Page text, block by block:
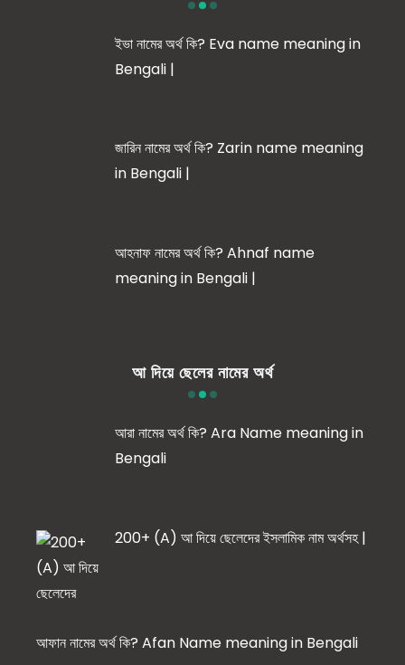
ইভা নামের অর্থ কি? Eva name meaning in
Bengali |
জারিন নামের অর্থ কি? Zarin name meaning
in Bengali |
আহনাফ নামের অর্থ কি? Ahnaf name
meaning in Bengali |
আ দিয়ে ছেলের নামের অর্থ
আরা নামের অর্থ কি? Ara Name meaning in
Bengali
200+ (A) আ দিয়ে ছেলেদের ইসলামিক নাম অর্থসহ |
আফান নামের অর্থ কি? Afan Name meaning in Bengali